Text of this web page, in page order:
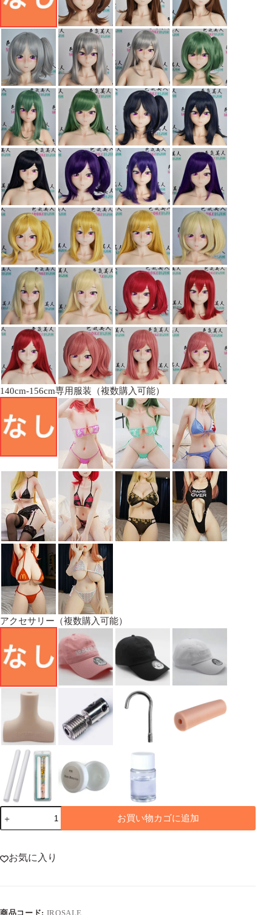
140cm-156cm専用服装（複数購入可能）
アクセサリー（複数購入可能）
【IROKEBIJIN
キ
ペ
お買い物カゴに追加
お気に入り
商品コード: IROSALE